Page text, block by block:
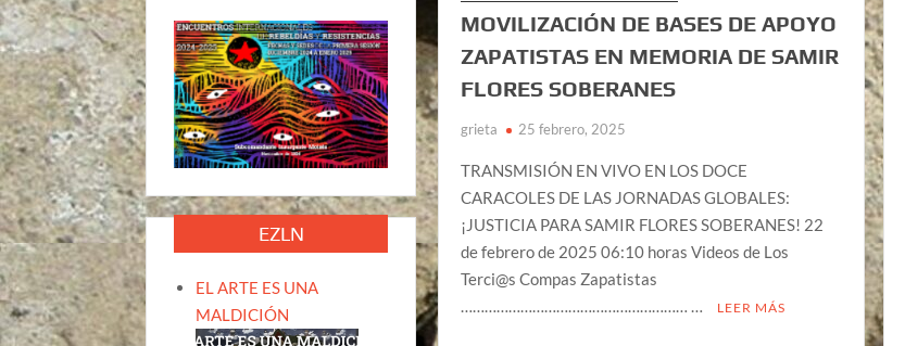
MOVILIZACIÓN DE BASES DE APOYO
ZAPATISTAS EN MEMORIA DE SAMIR
FLORES SOBERANES
grieta 25 febrero, 2025
TRANSMISIÓN EN VIVO EN LOS DOCE
CARACOLES DE LAS JORNADAS GLOBALES:
¡JUSTICIA PARA SAMIR FLORES SOBERANES! 22
de febrero de 2025 06:10 horas Videos de Los
Terci@s Compas Zapatistas
………………………………………………… …
LEER MÁS
EZLN
EL ARTE ES UNA
MALDICIÓN